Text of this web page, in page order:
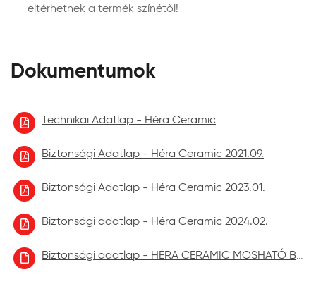
eltérhetnek a termék színétől!
Dokumentumok
Technikai Adatlap - Héra Ceramic
Biztonsági Adatlap - Héra Ceramic 2021.09.
Biztonsági Adatlap - Héra Ceramic 2023.01.
Biztonsági adatlap - Héra Ceramic 2024.02.
Biztonsági adatlap - HÉRA CERAMIC MOSHATÓ BELTÉRI FALFESTÉK aktuális